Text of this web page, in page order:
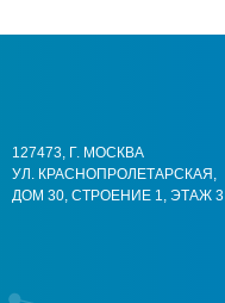
127473, Г. МОСКВА
УЛ. КРАСНОПРОЛЕТАРСКАЯ,
ДОМ 30, СТРОЕНИЕ 1, ЭТАЖ 3